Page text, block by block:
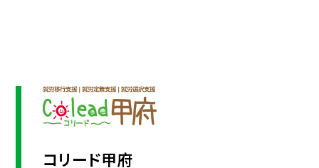
コリード甲府